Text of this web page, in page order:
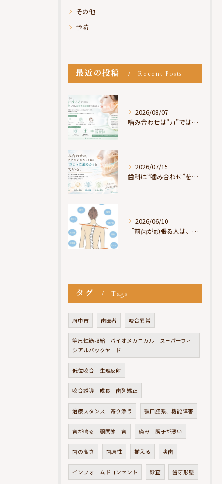
その他
予防
最近の投稿 Recent Posts
2026/08/07
噛み合わせは“力”ではなく“許可”である
2026/07/15
歯科は“噛み合わせ”を見ているが、身体は“通り道”を見ている
2026/06/10
「前歯が頑張る人は、だいたい疲れている」
タグ Tags
府中市 歯医者 咬合異常
等尺性筋収縮 バイオメカニカル スーパーフィ
シアルバックヤード
低位咬合 生理反射
咬合誘導 成長 歯列矯正
治療スタンス 寄り添う 顎口腔系、機能障害
音が鳴る 顎関節 音 痛み 調子が悪い
歯の高さ 歯原性 揃える 奥歯
インフォームドコンセント 診査 歯牙形態